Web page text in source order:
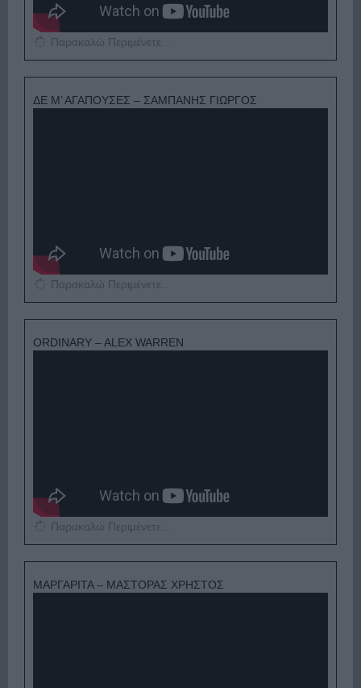
Παρακαλώ Περιμένετε...
ΔΕ Μ’ ΑΓΑΠΟΥΣΕΣ – ΣΑΜΠΑΝΗΣ ΓΙΩΡΓΟΣ
Παρακαλώ Περιμένετε...
ORDINARY – ALEX WARREN
Παρακαλώ Περιμένετε...
ΜΑΡΓΑΡΙΤΑ – ΜΑΣΤΟΡΑΣ ΧΡΗΣΤΟΣ